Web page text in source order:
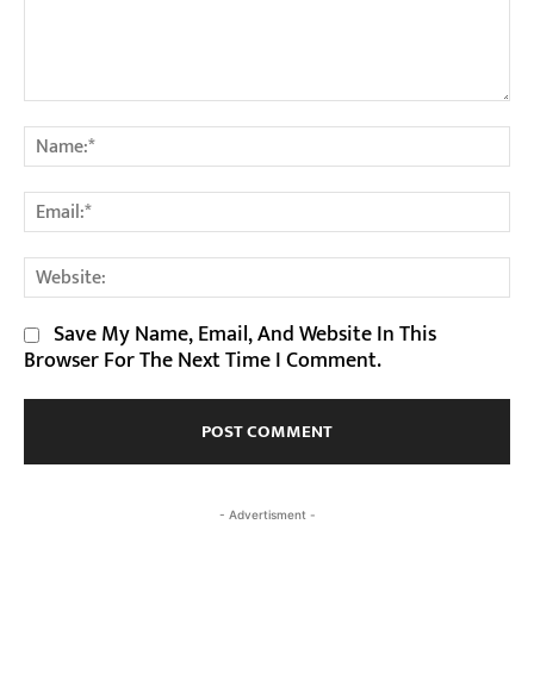
Comment:
Save My Name, Email, And Website In This
Browser For The Next Time I Comment.
- Advertisment -